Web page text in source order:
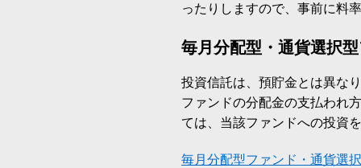
ったりしますので、事前に料
毎月分配型・通貨選択
投資信託は、預貯金とは異な
ファンドの分配金の支払われ
ては、当該ファンドへの投資
毎月分配型ファンド・通貨選